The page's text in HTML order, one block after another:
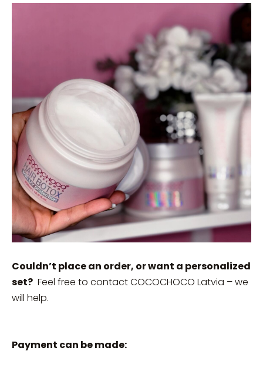
Couldn’t place an order, or want a personalized
set? Feel free to contact COCOCHOCO Latvia – we
will help.
Payment can be made: